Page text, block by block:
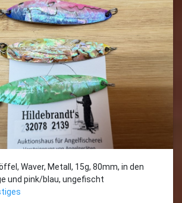
Waver, Metall, 15g, 80mm, in den
und pink/blau, ungefischt